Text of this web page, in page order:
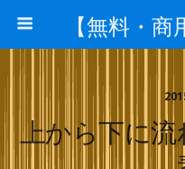
上から下に